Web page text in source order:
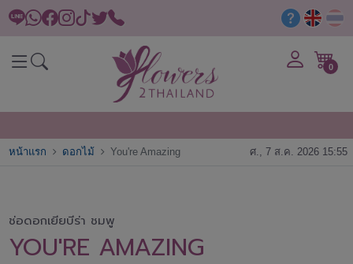
0
หน้าแรก ดอกไม้ You're Amazing ศ., 7 ส.ค. 2026 15:55
ช่อดอกเยียบีร่า ชมพู
YOU'RE AMAZING